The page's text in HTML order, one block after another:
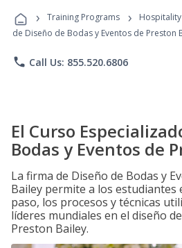
Programs
› Training Programs › Hospitality
de Diseño de Bodas y Eventos de Preston
phone Call Us: 855.520.6806
El Curso
Bodas y Eventos de
La firma de Diseño de Bodas y
Bailey permite a los estudiantes
paso, los procesos y técnicas
líderes mundiales en el diseño
Preston Bailey.